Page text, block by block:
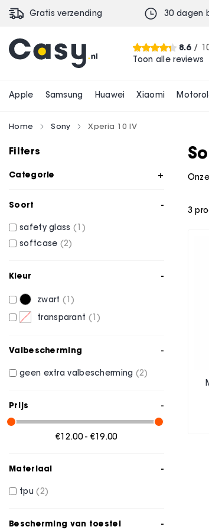
Gratis verzending 30 dagen
8.6/
Toon alle reviews
Apple Samsung Huawei Xiaomi
Home Sony Xperia 10 IV
3
Filters
Categorie
Soort
safety glass
1
softcase
2
Kleur
zwart
1
transparant
1
Valbescherming
geen extra valbescherming 2
Prijs
€12.00 - €19.00
Materiaal
tpu 2
Bescherming van toestel